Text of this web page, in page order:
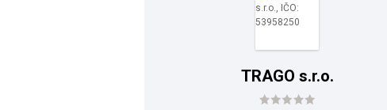
TRAGO s.r.o.